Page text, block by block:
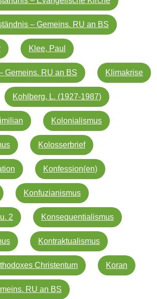
– Gemeins. RU an BS
Klee, Paul
Gemeins. RU an BS Klimakrise
Kohlberg, L. (1927-1987)
Kolonialismus
Kolosserbrief
Konfession(en)
Konfuzianismus
2 Konsequentialismus
Kontraktualismus
Christentum Koran
RU an BS